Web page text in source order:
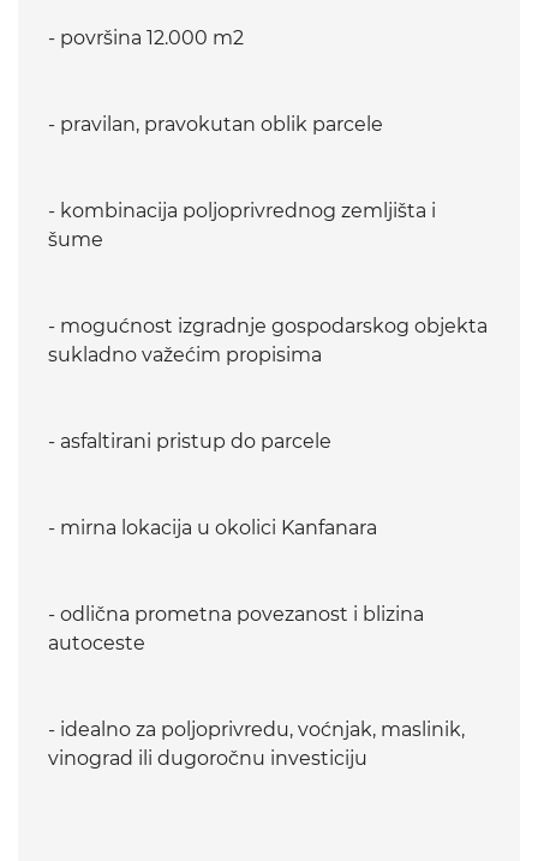
- površina 12.000 m2
- pravilan, pravokutan oblik parcele
- kombinacija poljoprivrednog zemljišta i
šume
- mogućnost izgradnje gospodarskog objekta
sukladno važećim propisima
- asfaltirani pristup do parcele
- mirna lokacija u okolici Kanfanara
- odlična prometna povezanost i blizina
autoceste
- idealno za poljoprivredu, voćnjak, maslinik,
vinograd ili dugoročnu investiciju